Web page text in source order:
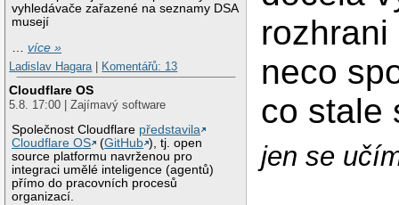
vyhledávače zařazené na seznamy DSA
musejí
…více »
Ladislav Hagara| Komentářů: 13
Cloudflare OS
5.8. 17:00 | Zajímavý software
Společnost Cloudflare představila
Cloudflare OS
(GitHub ), tj. open
source platformu navrženou pro
integraci umělé inteligence (agentů)
přímo do pracovních procesů
organizací.
neco
co stale
jen se